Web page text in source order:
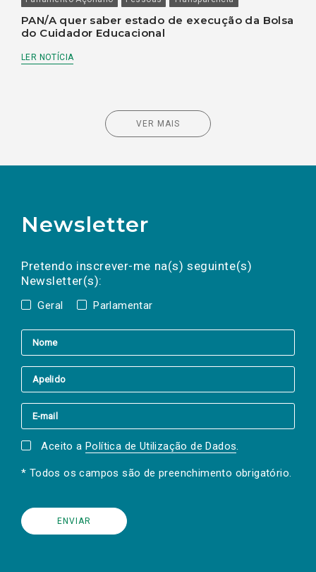
PAN/A quer saber estado de execução da Bolsa
do Cuidador Educacional
LER NOTÍCIA
VER MAIS
Newsletter
Pretendo inscrever-me na(s) seguinte(s)
Newsletter(s):
Geral Parlamentar
a(s) newsletter(s).
mail
Aceito a Política de Utilização de Dados.
* Todos os campos são de preenchimento obrigatório.